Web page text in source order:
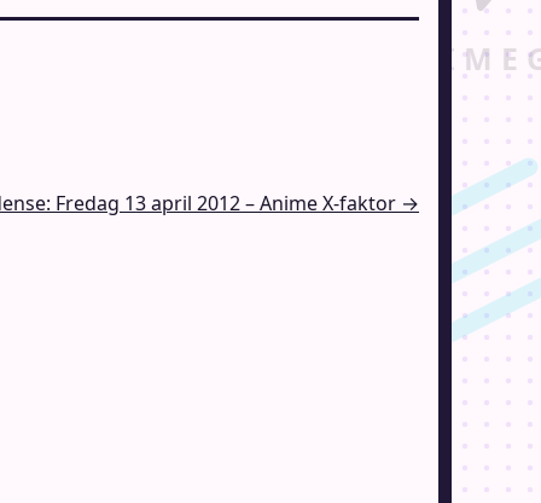
Fredag 13 april 2012 – Anime X-faktor →